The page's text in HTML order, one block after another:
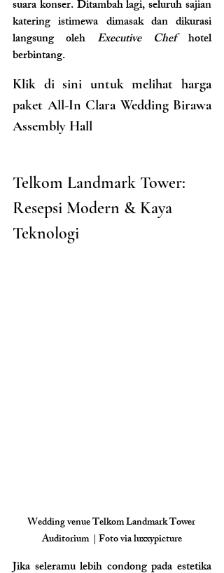
suara konser. Ditambah lagi, seluruh sajian
katering istimewa dimasak dan dikurasi
langsung oleh Executive Chef hotel
berbintang.
Klik di sini untuk melihat harga
paket All-In Clara Wedding Birawa
Assembly Hall
Telkom Landmark Tower:
Resepsi Modern & Kaya
Teknologi
Wedding venue Telkom Landmark Tower
Auditorium  | Foto via luxxypicture